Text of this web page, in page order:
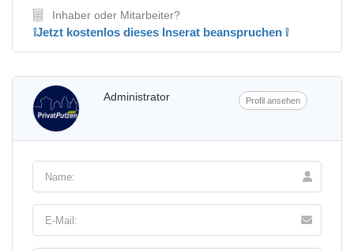
Inhaber oder Mitarbeiter?
❕Jetzt kostenlos dieses Inserat beanspruchen ❕
Administrator Profil ansehen